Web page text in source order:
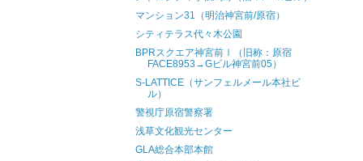
マンション31（明治神宮前/原宿）
シティテラス代々木公園
BPRスクエア神宮前Ⅰ（旧称：原宿
FACE8953→Gビル神宮前05）
S-LATTICE（サンフェルメール本社ビ
ル）
警視庁原宿警察署
浅草文化観光センター
GLA総合本部本館